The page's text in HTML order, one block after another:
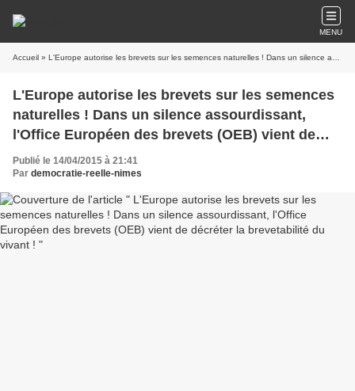
MENU
Accueil » L'Europe autorise les brevets sur les semences naturelles ! Dans un silence assourdissant, l'Office Européen des brevets (OEB) vient de décréter la brevetabilité du vivant !
L'Europe autorise les brevets sur les semences
naturelles ! Dans un silence assourdissant,
l'Office Européen des brevets (OEB) vient de
décréter la brevetabilité du vivant !
Publié le 14/04/2015 à 21:41
Par democratie-reelle-nimes